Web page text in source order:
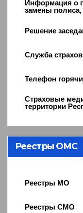
Информация о
замены
Решение
Служба
Телефон
Страховые
территории
Реестры ОМС
Реестры МО
Реестры СМО